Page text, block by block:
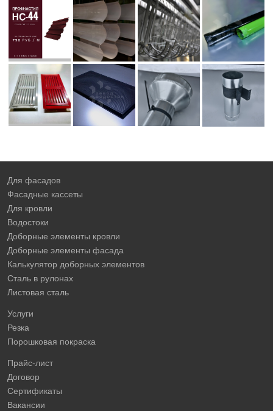
Для фасадов
Фасадные кассеты
Для кровли
Водостоки
Доборные элементы кровли
Доборные элементы фасада
Калькулятор доборных элементов
Сталь в рулонах
Листовая сталь
Услуги
Резка
Порошковая покраска
Прайс-лист
Договор
Сертификаты
Вакансии